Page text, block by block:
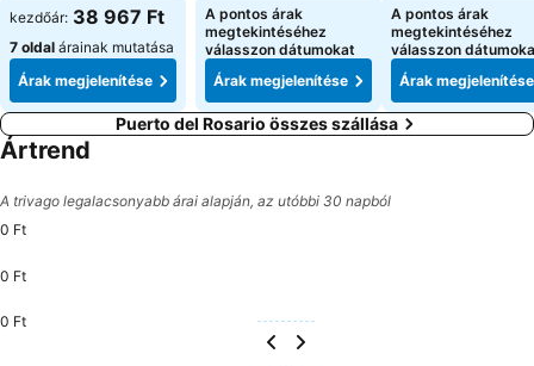
kezdőár: 38 967 Ft
7 oldal árainak mutatása
Árak megjelenítése
A pontos árak
megtekintéséhez
válasszon dátumokat
Árak megjelenítése
A pontos árak
megtekintéséhez
válasszon
Árak megjelenítése
Puerto del Rosario összes szállása
Ártrend
A trivago legalacsonyabb árai alapján, az utóbbi 30 napból
0 Ft
0 Ft
0 Ft